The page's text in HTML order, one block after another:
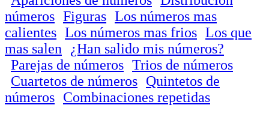
números Figuras Los números mas
calientes Los números mas frios Los que
mas salen
¿Han salido mis números?
Parejas de números Trios de números
Cuartetos de números Quintetos de
números Combinaciones repetidas